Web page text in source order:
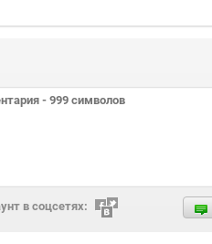
в соцсетях: